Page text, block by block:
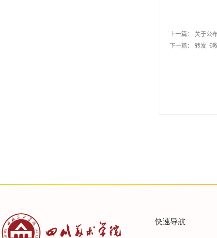
上一篇：
关于公
下一篇：
转发《